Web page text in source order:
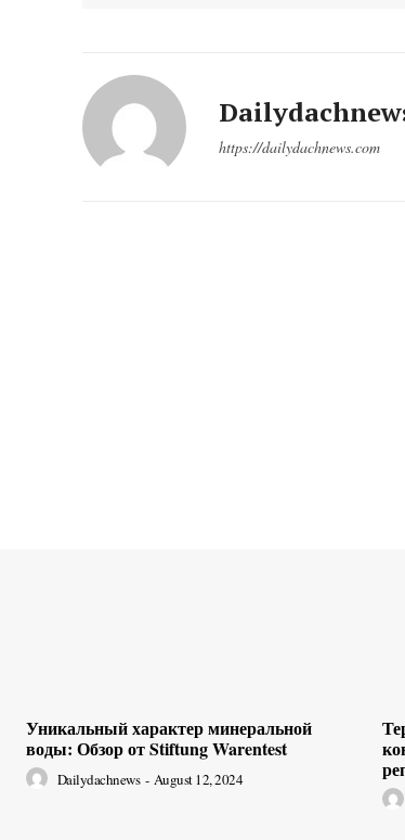
https://dailydachnews.com
Уникальный характер минеральной
воды: Обзор от Stiftung Warentest
Dailydachnews - August 12, 2024